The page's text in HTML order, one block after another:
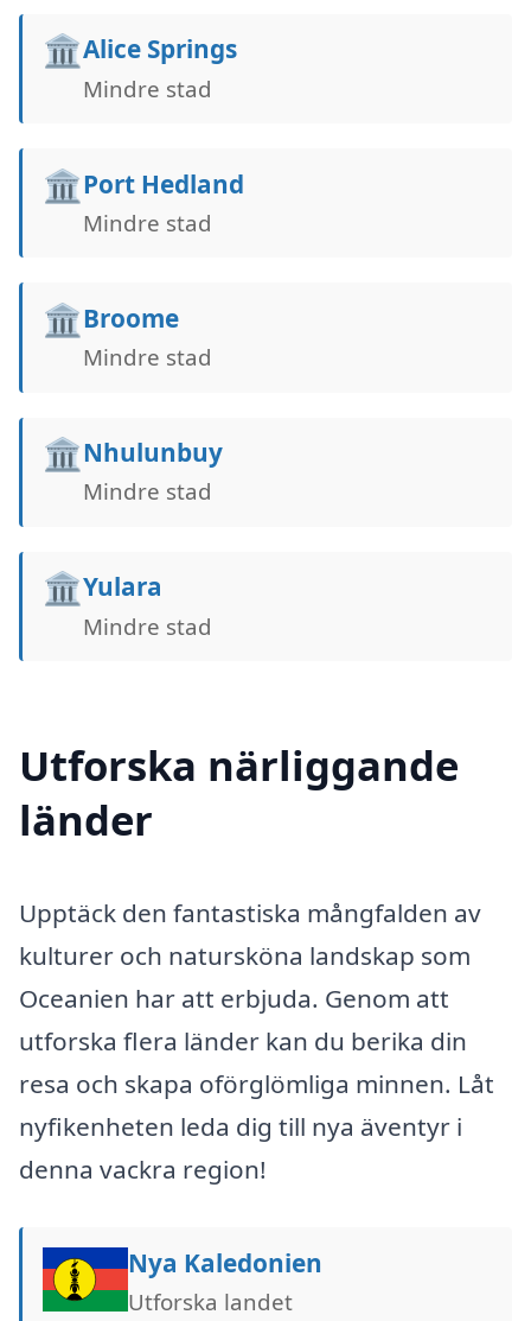
🏛️Alice Springs
Mindre stad
🏛️Port Hedland
Mindre stad
🏛️Broome
Mindre stad
🏛️Nhulunbuy
Mindre stad
🏛️Yulara
Mindre stad
Utforska närliggande
länder
Upptäck den fantastiska mångfalden av
kulturer och natursköna landskap som
Oceanien har att erbjuda. Genom att
utforska flera länder kan du berika din
resa och skapa oförglömliga minnen. Låt
nyfikenheten leda dig till nya äventyr i
denna vackra region!
Nya Kaledonien
Utforska landet